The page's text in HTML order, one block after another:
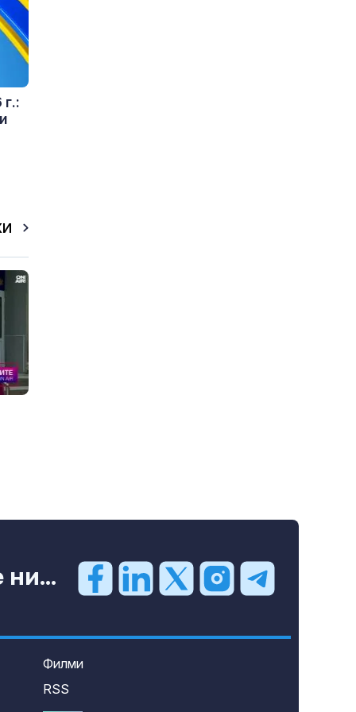
ни...
Филми
RSS